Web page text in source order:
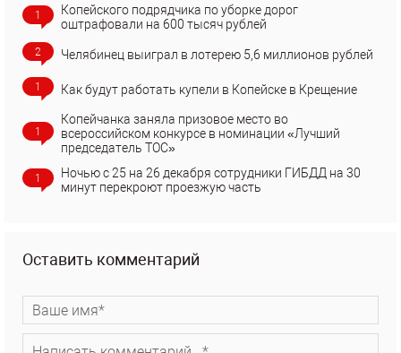
1
Копейского подрядчика по уборке дорог
оштрафовали на 600 тысяч рублей
2 Челябинец выиграл в лотерею 5,6 миллионов рублей
1 Как будут работать купели в Копейске в Крещение
1
Копейчанка заняла призовое место во
всероссийском конкурсе в номинации «Лучший
председатель ТОС»
1
Ночью с 25 на 26 декабря сотрудники ГИБДД на 30
минут перекроют проезжую часть
Оставить комментарий